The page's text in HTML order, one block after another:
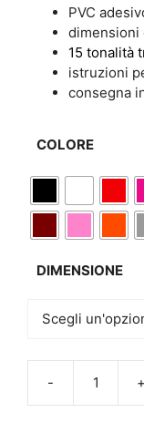
PVC
dimensioni
15 tonalità
istruzioni
consegna
COLORE
DIMENSIONE